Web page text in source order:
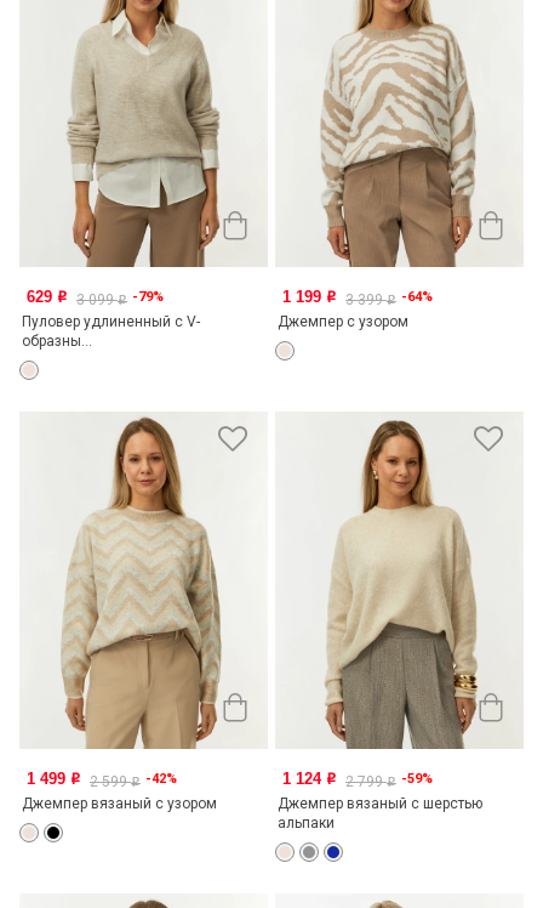
629 o 3 099o -79%
Пуловер удлиненный с V-
образны...
1 199 o 3 399o -64%
Джемпер с узором
1 499 o 2 599o -42%
Джемпер вязаный с узором
1 124 o 2 799o -59%
Джемпер вязаный с шерстью
альпаки